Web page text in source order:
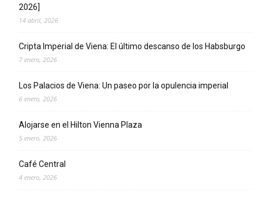
2026]
14 abril, 2026
Cripta Imperial de Viena: El último descanso de los Habsburgo
7 enero, 2026
Los Palacios de Viena: Un paseo por la opulencia imperial
6 enero, 2026
Alojarse en el Hilton Vienna Plaza
5 enero, 2026
Café Central
4 enero, 2026